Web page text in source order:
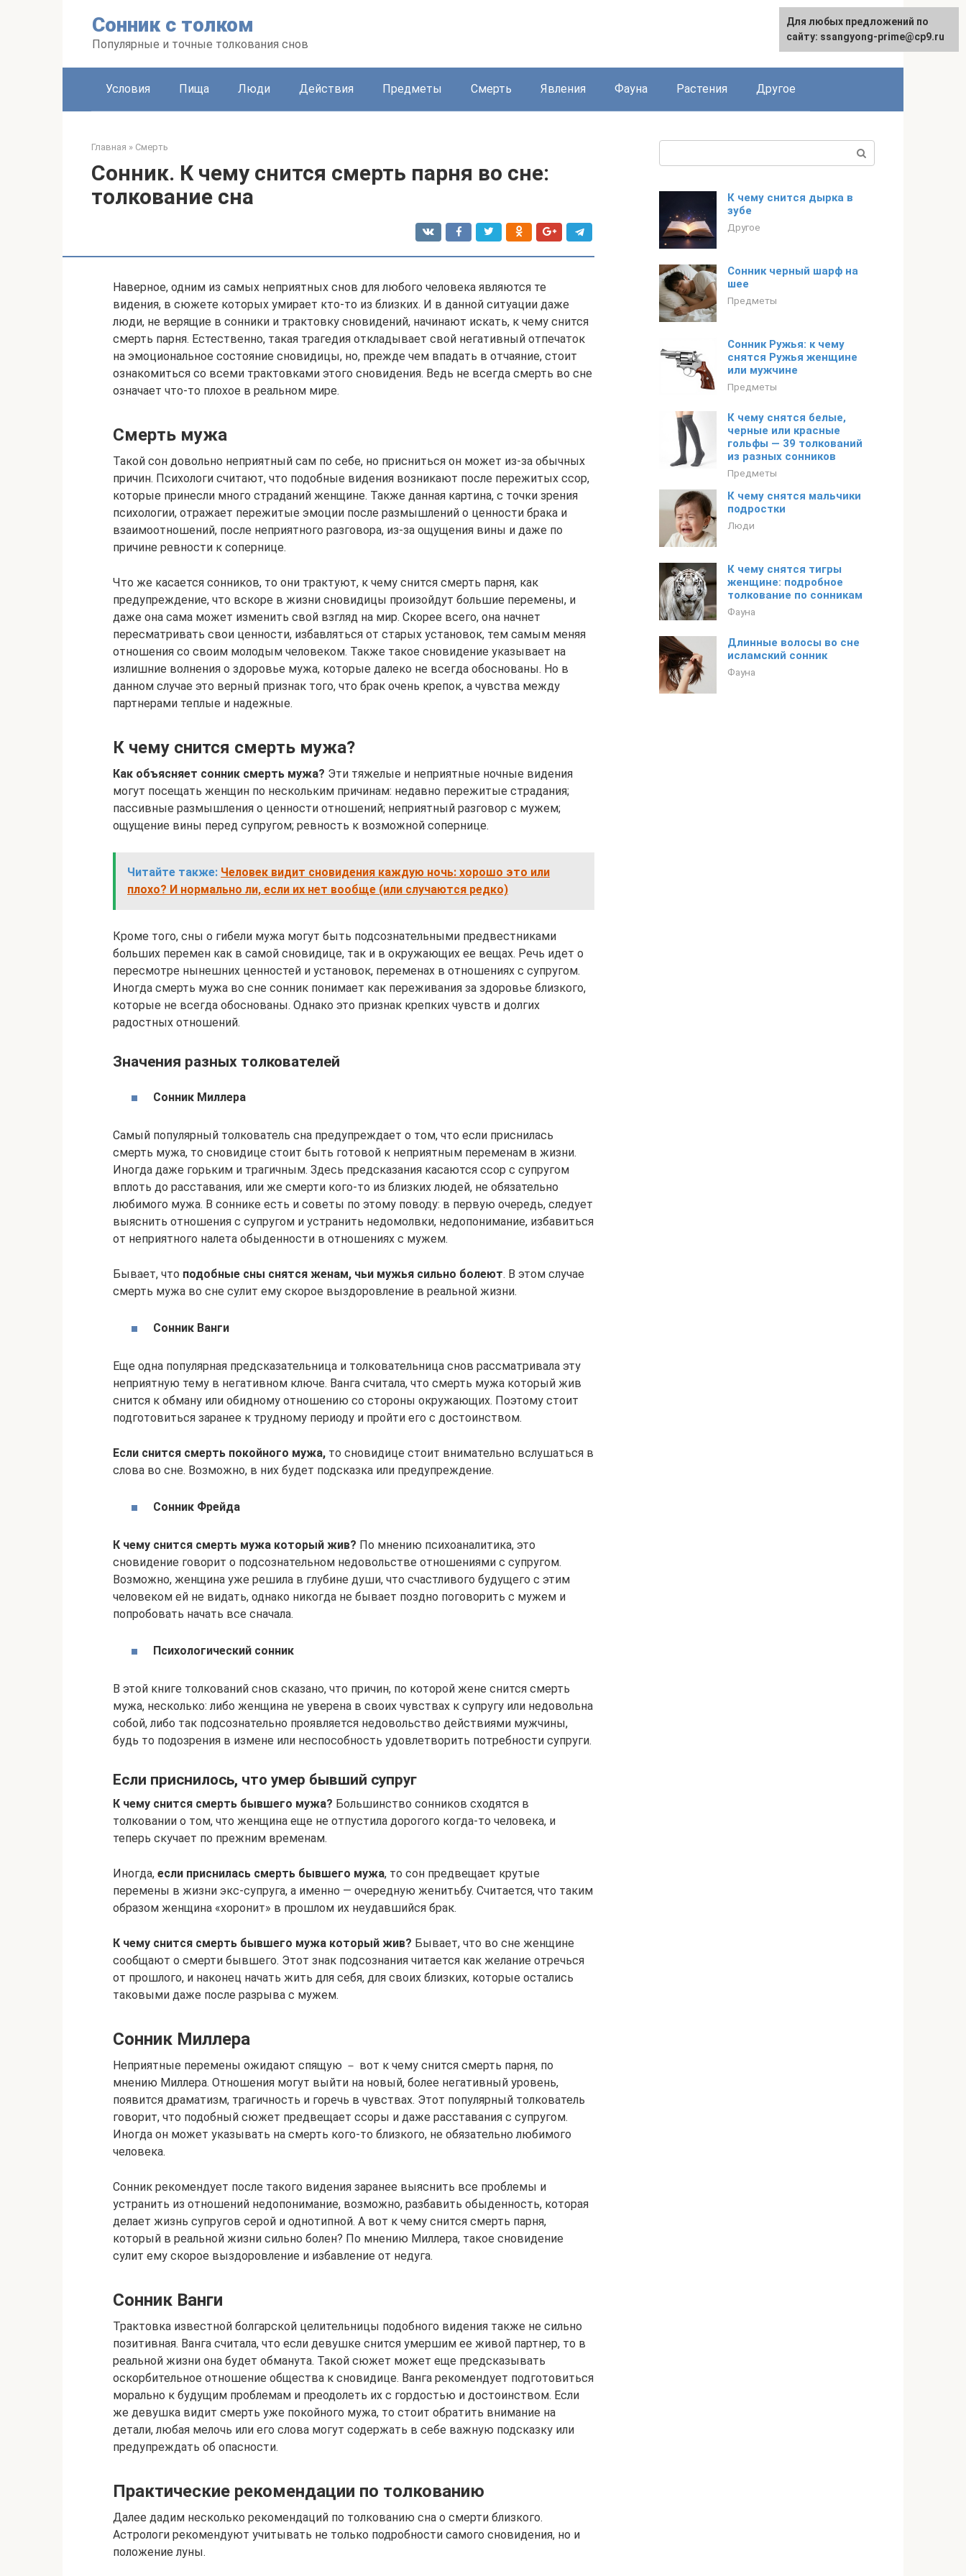
Сонник с толком
Популярные и точные толкования снов
Условия Пища Люди Действия Предметы Смерть Явления Фауна Растения Другое
Главная » Смерть
Сонник. К чему снится смерть парня во сне:
толкование сна
Наверное, одним из самых неприятных снов для любого человека являются те
видения, в сюжете которых умирает кто-то из близких. И в данной ситуации даже
люди, не верящие в сонники и трактовку сновидений, начинают искать, к чему снится
смерть парня. Естественно, такая трагедия откладывает свой негативный отпечаток
на эмоциональное состояние сновидицы, но, прежде чем впадать в отчаяние, стоит
ознакомиться со всеми трактовками этого сновидения. Ведь не всегда смерть во сне
означает что-то плохое в реальном мире.
Смерть мужа
Такой сон довольно неприятный сам по себе, но присниться он может из-за обычных
причин. Психологи считают, что подобные видения возникают после пережитых ссор,
которые принесли много страданий женщине. Также данная картина, с точки зрения
психологии, отражает пережитые эмоции после размышлений о ценности брака и
взаимоотношений, после неприятного разговора, из-за ощущения вины и даже по
причине ревности к сопернице.
Что же касается сонников, то они трактуют, к чему снится смерть парня, как
предупреждение, что вскоре в жизни сновидицы произойдут большие перемены, и
даже она сама может изменить свой взгляд на мир. Скорее всего, она начнет
пересматривать свои ценности, избавляться от старых установок, тем самым меняя
отношения со своим молодым человеком. Также такое сновидение указывает на
излишние волнения о здоровье мужа, которые далеко не всегда обоснованы. Но в
данном случае это верный признак того, что брак очень крепок, а чувства между
партнерами теплые и надежные.
К чему снится смерть мужа?
Как объясняет сонник смерть мужа? Эти тяжелые и неприятные ночные видения
могут посещать женщин по нескольким причинам: недавно пережитые страдания;
пассивные размышления о ценности отношений; неприятный разговор с мужем;
ощущение вины перед супругом; ревность к возможной сопернице.
Читайте также: Человек видит сновидения каждую ночь: хорошо это или
плохо? И нормально ли, если их нет вообще (или случаются редко)
Кроме того, сны о гибели мужа могут быть подсознательными предвестниками
больших перемен как в самой сновидице, так и в окружающих ее вещах. Речь идет о
пересмотре нынешних ценностей и установок, переменах в отношениях с супругом.
Иногда смерть мужа во сне сонник понимает как переживания за здоровье близкого,
которые не всегда обоснованы. Однако это признак крепких чувств и долгих
радостных отношений.
Значения разных толкователей
Сонник Миллера
Самый популярный толкователь сна предупреждает о том, что если приснилась
смерть мужа, то сновидице стоит быть готовой к неприятным переменам в жизни.
Иногда даже горьким и трагичным. Здесь предсказания касаются ссор с супругом
вплоть до расставания, или же смерти кого-то из близких людей, не обязательно
любимого мужа. В соннике есть и советы по этому поводу: в первую очередь, следует
выяснить отношения с супругом и устранить недомолвки, недопонимание, избавиться
от неприятного налета обыденности в отношениях с мужем.
Бывает, что подобные сны снятся женам, чьи мужья сильно болеют. В этом случае
смерть мужа во сне сулит ему скорое выздоровление в реальной жизни.
Сонник Ванги
Еще одна популярная предсказательница и толковательница снов рассматривала эту
неприятную тему в негативном ключе. Ванга считала, что смерть мужа который жив
снится к обману или обидному отношению со стороны окружающих. Поэтому стоит
подготовиться заранее к трудному периоду и пройти его с достоинством.
Если снится смерть покойного мужа, то сновидице стоит внимательно вслушаться в
слова во сне. Возможно, в них будет подсказка или предупреждение.
Сонник Фрейда
К чему снится смерть мужа который жив? По мнению психоаналитика, это
сновидение говорит о подсознательном недовольстве отношениями с супругом.
Возможно, женщина уже решила в глубине души, что счастливого будущего с этим
человеком ей не видать, однако никогда не бывает поздно поговорить с мужем и
попробовать начать все сначала.
Психологический сонник
В этой книге толкований снов сказано, что причин, по которой жене снится смерть
мужа, несколько: либо женщина не уверена в своих чувствах к супругу или недовольна
собой, либо так подсознательно проявляется недовольство действиями мужчины,
будь то подозрения в измене или неспособность удовлетворить потребности супруги.
Если приснилось, что умер бывший супруг
К чему снится смерть бывшего мужа? Большинство сонников сходятся в
толковании о том, что женщина еще не отпустила дорогого когда-то человека, и
теперь скучает по прежним временам.
Иногда, если приснилась смерть бывшего мужа, то сон предвещает крутые
перемены в жизни экс-супруга, а именно — очередную женитьбу. Считается, что таким
образом женщина «хоронит» в прошлом их неудавшийся брак.
К чему снится смерть бывшего мужа который жив? Бывает, что во сне женщине
сообщают о смерти бывшего. Этот знак подсознания читается как желание отречься
от прошлого, и наконец начать жить для себя, для своих близких, которые остались
таковыми даже после разрыва с мужем.
Сонник Миллера
Неприятные перемены ожидают спящую － вот к чему снится смерть парня, по
мнению Миллера. Отношения могут выйти на новый, более негативный уровень,
появится драматизм, трагичность и горечь в чувствах. Этот популярный толкователь
говорит, что подобный сюжет предвещает ссоры и даже расставания с супругом.
Иногда он может указывать на смерть кого-то близкого, не обязательно любимого
человека.
Сонник рекомендует после такого видения заранее выяснить все проблемы и
устранить из отношений недопонимание, возможно, разбавить обыденность, которая
делает жизнь супругов серой и однотипной. А вот к чему снится смерть парня,
который в реальной жизни сильно болен? По мнению Миллера, такое сновидение
сулит ему скорое выздоровление и избавление от недуга.
Сонник Ванги
Трактовка известной болгарской целительницы подобного видения также не сильно
позитивная. Ванга считала, что если девушке снится умершим ее живой партнер, то в
реальной жизни она будет обманута. Такой сюжет может еще предсказывать
оскорбительное отношение общества к сновидице. Ванга рекомендует подготовиться
морально к будущим проблемам и преодолеть их с гордостью и достоинством. Если
же девушка видит смерть уже покойного мужа, то стоит обратить внимание на
детали, любая мелочь или его слова могут содержать в себе важную подсказку или
предупреждать об опасности.
Практические рекомендации по толкованию
Далее дадим несколько рекомендаций по толкованию сна о смерти близкого.
Астрологи рекомендуют учитывать не только подробности самого сновидения, но и
положение луны.
К чему снится дырка в
зубе
Другое
Сонник черный шарф на
шее
Предметы
Сонник Ружья: к чему
снятся Ружья женщине
или мужчине
Предметы
К чему снятся белые,
черные или красные
гольфы — 39 толкований
из разных сонников
Предметы
К чему снятся мальчики
подростки
Люди
К чему снятся тигры
женщине: подробное
толкование по сонникам
Фауна
Длинные волосы во сне
исламский сонник
Фауна
Для любых предложений по
сайту: ssangyong-prime@cp9.ru